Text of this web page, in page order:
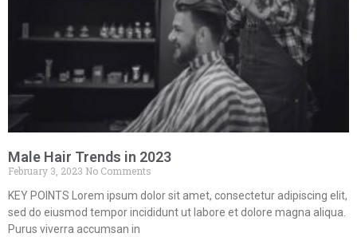
Male Hair Trends in 2023
February 3, 2023 No Comments
KEY POINTS Lorem ipsum dolor sit amet, consectetur adipiscing elit,
sed do eiusmod tempor incididunt ut labore et dolore magna aliqua.
Purus viverra accumsan in